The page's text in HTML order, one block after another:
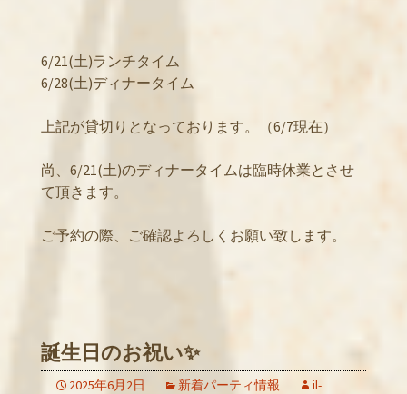
6/21(土)ランチタイム
6/28(土)ディナータイム
上記が貸切りとなっております。（6/7現在）
尚、6/21(土)のディナータイムは臨時休業とさせ
て頂きます。
ご予約の際、ご確認よろしくお願い致します。
誕生日のお祝い✨
2025年6月2日 新着パーティ情報
il-